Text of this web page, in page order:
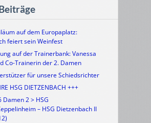
auf dem Europaplatz:
feiert sein Weinfest
auf der Trainerbank: Vanessa
Co-Trainerin der 2. Damen
für unsere Schiedsrichter
HSG DIETZENBACH +++
Damen 2 > HSG
– HSG Dietzenbach II